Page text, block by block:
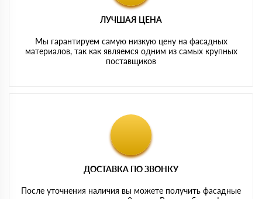
ЛУЧШАЯ ЦЕНА
Мы гарантируем самую низкую цену на фасадных
материалов, так как являемся одним из самых крупных
поставщиков
ДОСТАВКА ПО ЗВОНКУ
После уточнения наличия вы можете получить фасадные